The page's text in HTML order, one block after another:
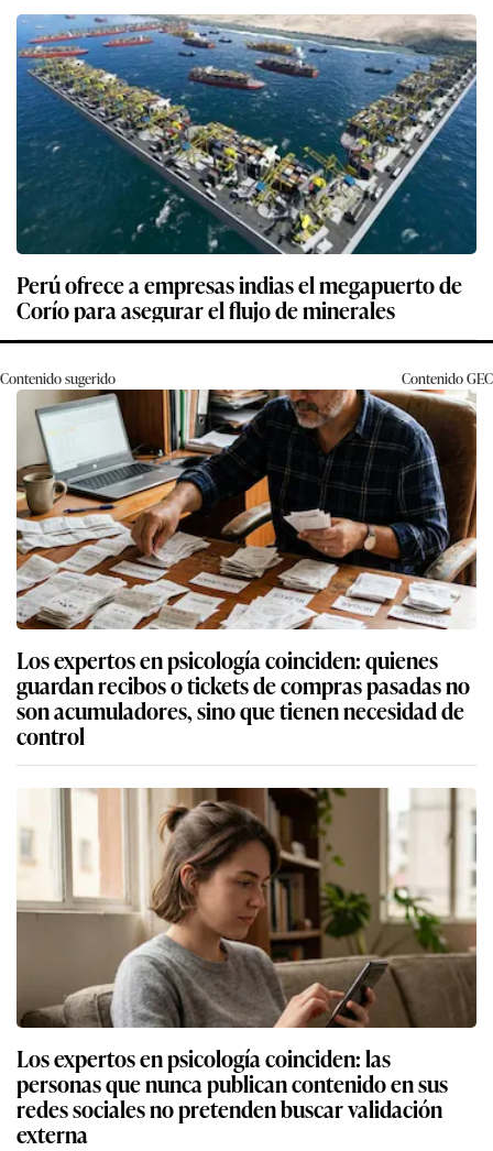
Perú ofrece a empresas indias el megapuerto de
Corío para asegurar el flujo de minerales
Contenido sugerido ContenidoGEC
Los expertos en psicología coinciden: quienes
guardan recibos o tickets de compras pasadas no
son acumuladores, sino que tienen necesidad de
control
Los expertos en psicología coinciden: las
personas que nunca publican contenido en sus
redes sociales no pretenden buscar validación
externa